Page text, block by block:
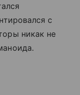
с
никак не